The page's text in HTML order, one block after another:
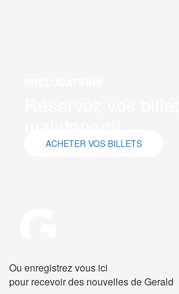
ACHETER VOS BILLETS
Ou enregistrez vous ici
pour recevoir des nouvelles de Gerald